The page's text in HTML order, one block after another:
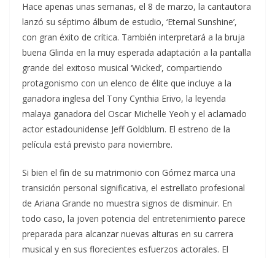
Hace apenas unas semanas, el 8 de marzo, la cantautora
lanzó su séptimo álbum de estudio, ‘Eternal Sunshine’,
con gran éxito de crítica. También interpretará a la bruja
buena Glinda en la muy esperada adaptación a la pantalla
grande del exitoso musical ‘Wicked’, compartiendo
protagonismo con un elenco de élite que incluye a la
ganadora inglesa del Tony Cynthia Erivo, la leyenda
malaya ganadora del Oscar Michelle Yeoh y el aclamado
actor estadounidense Jeff Goldblum. El estreno de la
película está previsto para noviembre.
Si bien el fin de su matrimonio con Gómez marca una
transición personal significativa, el estrellato profesional
de Ariana Grande no muestra signos de disminuir. En
todo caso, la joven potencia del entretenimiento parece
preparada para alcanzar nuevas alturas en su carrera
musical y en sus florecientes esfuerzos actorales. El